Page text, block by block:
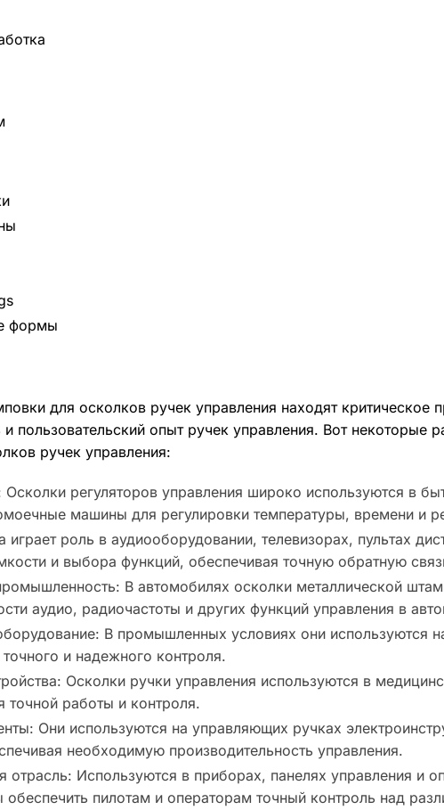
формы
для осколков ручек управления находят
и пользовательский опыт ручек управления. Вот некоторые
ручек управления:
Осколки регуляторов управления широко используются в
машины для регулировки температуры, времени и
играет роль в аудиооборудовании, телевизорах, пультах
и выбора функций, обеспечивая точную обратную
В автомобилях осколки металлической
аудио, радиочастоты и других функций управления в
В промышленных условиях они используются
и надежного контроля.
Осколки ручки управления используются в
точной работы и контроля.
Они используются на управляющих ручках
необходимую производительность управления.
отрасль: Используются в приборах, панелях управления и
обеспечить пилотам и операторам точный контроль над